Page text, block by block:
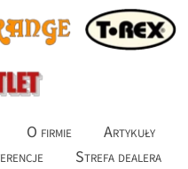
O firmie
Artykuły
Strefa dealera